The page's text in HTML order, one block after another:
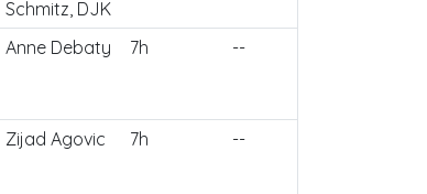
Schmitz, DJK
Anne Debaty 7h --
Zijad Agovic 7h --